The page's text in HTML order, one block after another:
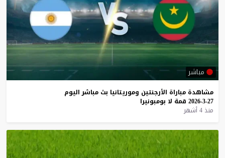
مباشر
مشاهدة مباراة الأرجنتين وموريتانيا بث مباشر اليوم
27-3-2026
قمة لا بومبونيرا
منذ 4 أشهر